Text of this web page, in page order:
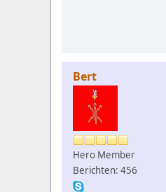
Bert
Hero Member
Berichten: 456